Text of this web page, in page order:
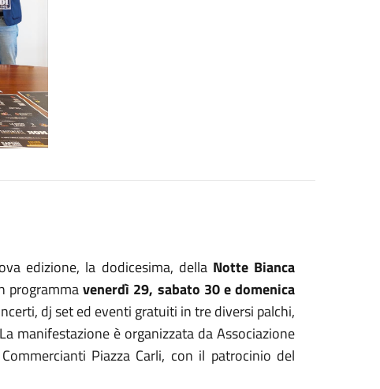
edizione, la dodicesima, della Notte Bianca
programmavenerdì 29, sabato 30 e domenica
dj set ed eventi gratuiti in tre diversi palchi,
manifestazione è organizzata da Associazione
Piazza Carli, con il patrocinio del